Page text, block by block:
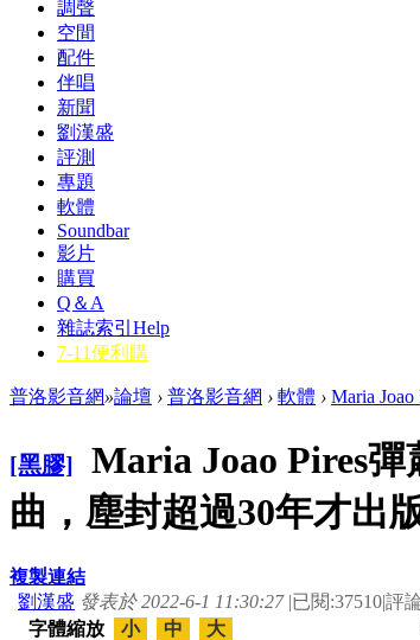
調聲
空間
配件
伴唱
新聞
劉漢盛
評測
專題
軟體
Soundbar
影片
購買
Q＆A
雜誌索引 Help
7-11便利購
普洛影音網»論壇 › 普洛影音網 › 軟體 › Maria
[黑膠]
Maria Joao Pires
曲，塵封超過30年才出
複製連結
劉漢盛 發表於 2022-6-1 11:30:27 |已閱:37510|評
字體縮放 小 中 大